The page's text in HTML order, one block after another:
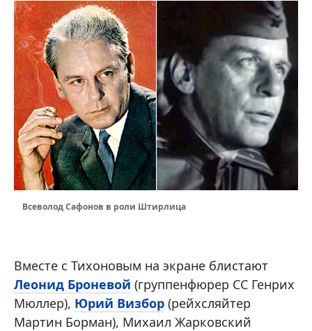
Всеволод Сафонов в роли Штирлица
Вместе с Тихоновым на экране блистают
Леонид Броневой (группенфюрер СС Генрих
Мюллер), Юрий Визбор (рейхсляйтер
Мартин Борман), Михаил Жарковский